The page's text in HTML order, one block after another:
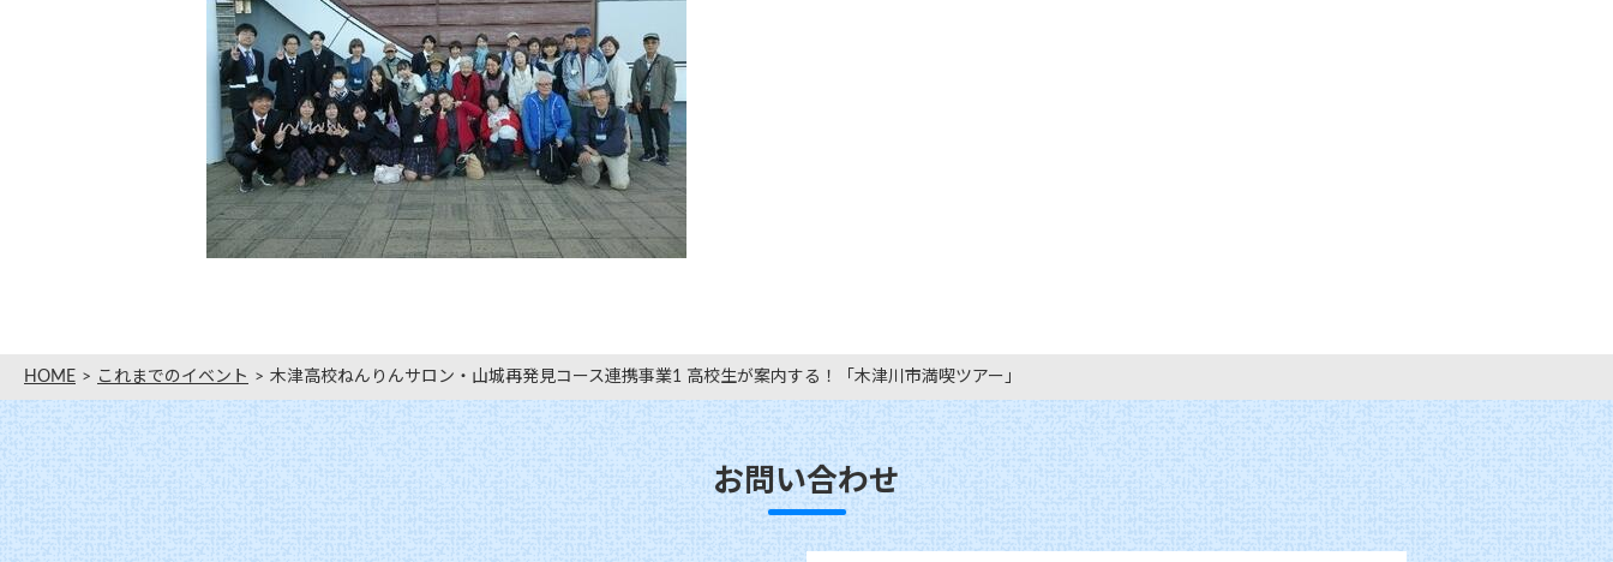
HOME これまでのイベント 木津高校ねんりんサロン・山城再発見コース連携事業1 高校生が案内する！「木津川市満喫ツアー」
お問い合わせ